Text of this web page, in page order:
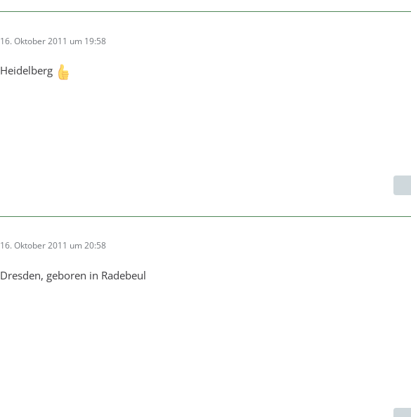
16. Oktober 2011 um 19:58
Heidelberg
16. Oktober 2011 um 20:58
Dresden, geboren in Radebeul